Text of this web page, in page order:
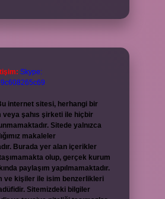
Skype:
internet sitesi, herhangi bir
veya şahıs şirketi ile hiçbir
Sitede yalnızca
makaleler
Burada yer alan içerikler
olup, gerçek kurum
paylaşım yapılmamaktadır.
ve kişiler ile isim benzerlikleri
Sitemizdeki bilgiler